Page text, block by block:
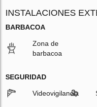
INSTALACIONES
BARBACOA
Zona de
barbacoa
SEGURIDAD
Videovigilancia